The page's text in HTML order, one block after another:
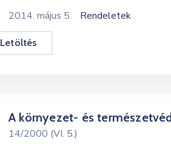
2014. május 5.
Rendeletek
Letöltés
A környezet- és
14/2000 (VI. 5.)